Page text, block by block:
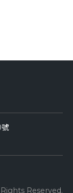
Reserved.